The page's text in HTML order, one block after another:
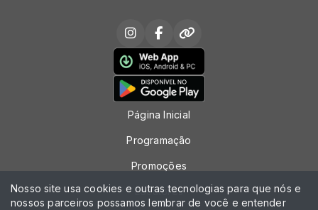
Página Inicial
Programação
Promoções
Locutores
Nosso site usa cookies e outras tecnologias para que nós e
nossos parceiros possamos lembrar de você e entender